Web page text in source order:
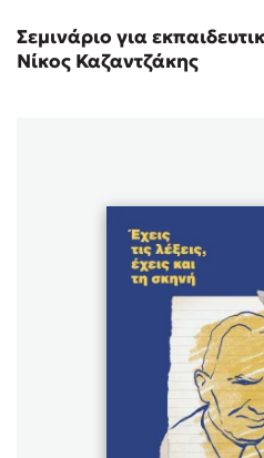
Lidia
Το
Χάρης
Καθρέφτης
Sebastian
Σεμινάριο για
Νίκος Καζαντζάκης